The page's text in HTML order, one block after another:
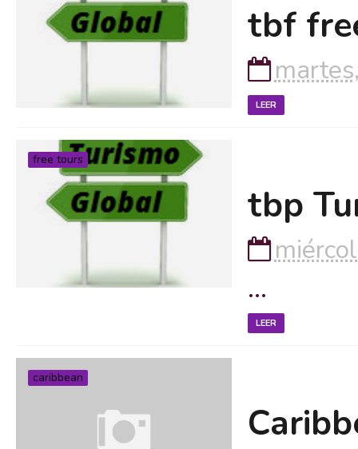
tbf
LEER
free tours
tbp
...
LEER
caribbean